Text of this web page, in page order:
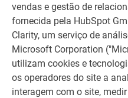
vendas e gestão de
fornecida pela HubSpot
Clarity, um serviço de
Microsoft Corporation
utilizam cookies e
os operadores do site a
interagem com o site,